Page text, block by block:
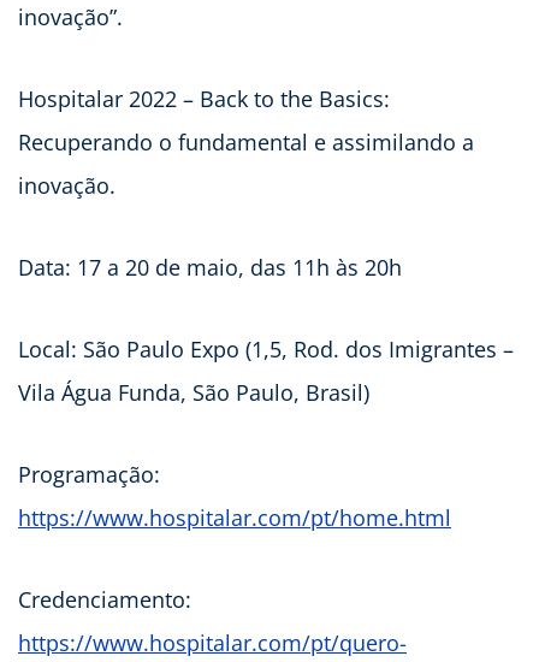
inovação”.
Hospitalar 2022 – Back to the Basics:
Recuperando o fundamental e assimilando a
inovação.
Data: 17 a 20 de maio, das 11h às 20h
Local: São Paulo Expo (1,5, Rod. dos Imigrantes –
Vila Água Funda, São Paulo, Brasil)
Programação:
https://www.hospitalar.com/pt/home.html
Credenciamento:
https://www.hospitalar.com/pt/quero-